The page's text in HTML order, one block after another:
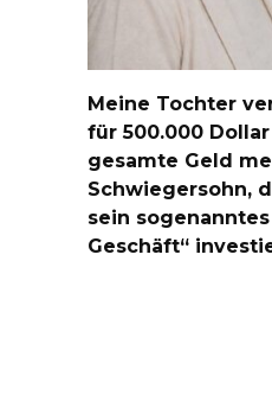
Meine Tochter
für 500.000
gesamte Geld
Schwiegersohn,
sein
Geschäft“